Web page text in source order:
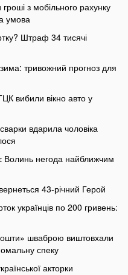
з мобільного рахунку
умова
Штраф 34 тисячі
тривожний прогноз для
вибили вікно авто у
вдарила чоловіка
Волинь негода найближчим
43-річний Герой
українців по 200 гривень:
шваброю виштовхали
спеку
акторки